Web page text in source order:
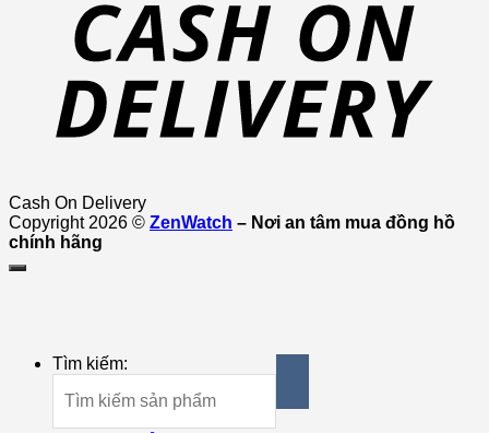
Cash On Delivery
Copyright 2026 © ZenWatch – Nơi an tâm mua đồng hồ
chính hãng
Tìm kiếm: